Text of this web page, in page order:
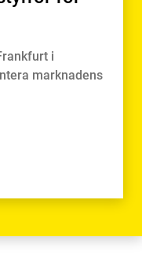
i
marknadens